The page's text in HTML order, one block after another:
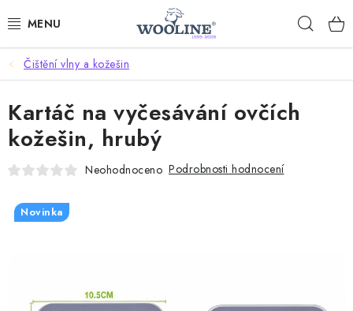
na
AKCE %
DÁRKOVÉ POUKAZY
OBLEČENÍ
Čištění vlny a kožešin
Kartáč na vyčesávání ovčích
kožešin, hrubý
Neohodnoceno Podrobnosti hodnocení
Novinka